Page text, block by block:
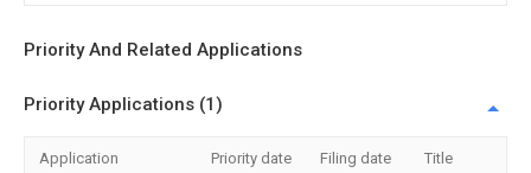
Priority And Related Applications
Priority Applications (1)
Application Priority date Filing date Title